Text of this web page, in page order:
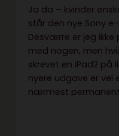
Ja da – kvinder
står den nye Sony
Desværre er jeg
med nogen, men
skrevet en iPad2 på
nyere udgave er vel
nærmest